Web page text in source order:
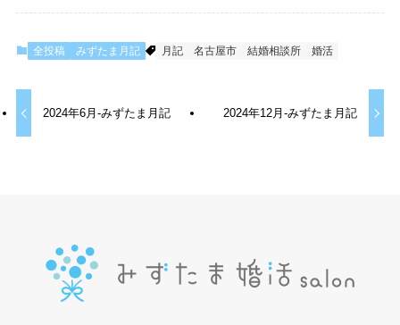
全投稿 みずたま月記 月記 名古屋市 結婚相談所 婚活
2024年6月-みずたま月記 2024年12月-みずたま月記